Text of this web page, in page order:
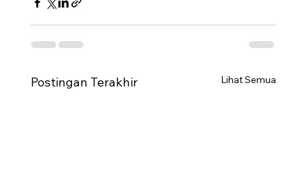
Postingan Terakhir Lihat Semua